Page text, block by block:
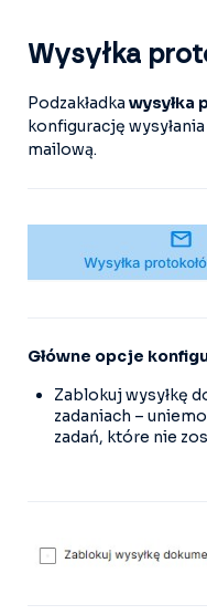
Wysyłka
Podzakładka wysyłka
konfigurację
mailową.
Główne opcje
Zablokuj wysyłkę
zadaniach –
zadań, które nie